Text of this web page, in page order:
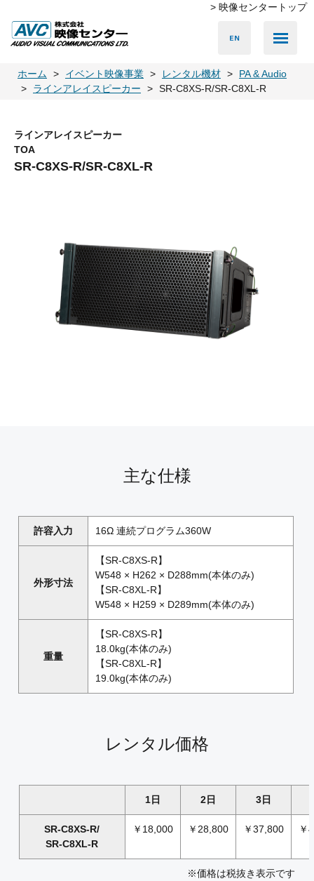
> 映像センタートップ
ホーム イベント映像事業 レンタル機材
PA & Audio
ラインアレイスピーカー
SR-C8XS-R/SR-C8XL-R
ラインアレイスピーカー
TOA
SR-C8XS-R/SR-C8XL-R
主な仕様
許容入力 16Ω 連続プログラム360W
外形寸法
【SR-C8XS-R】
W548 × H262 × D288mm(本体のみ)
【SR-C8XL-R】
W548 × H259 × D289mm(本体のみ)
重量
【SR-C8XS-R】
18.0kg(本体のみ)
【SR-C8XL-R】
19.0kg(本体のみ)
レンタル価格
1日 2日 3日
SR-C8XS-R/
SR-C8XL-R
￥18,000 ￥28,800 ￥37,800 ￥
※価格は税抜き表示です